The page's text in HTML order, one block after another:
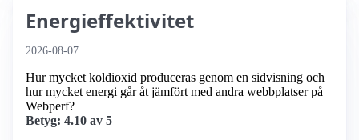
Energieffektivitet
2026-08-07
Hur mycket koldioxid produceras genom en sidvisning och
hur mycket energi går åt jämfört med andra webbplatser på
Webperf?
Betyg: 4.10 av 5